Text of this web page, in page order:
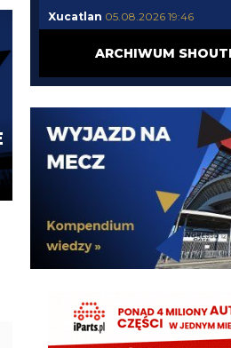
Xucatlan 05.08.2026 19:46
martins2000 05.08.2026 19:45
timon 05.08.2026 19:44
Zarobkami wyszloby podobnie
05.08.2026 19:44
Molina niby za 13mln plus 4
te 40mln to wolalbym za to wziac
Molina i mamy kadre gotową
AusilioOut
ragnar 05.08.2026 19:42
ARCHIWUM